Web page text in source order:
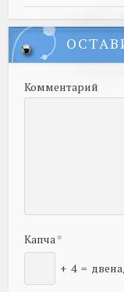
Комментарий
Капча *
+ 4 =